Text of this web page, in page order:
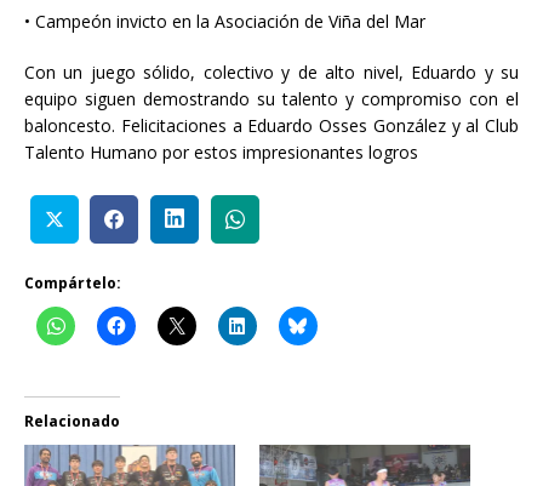
• Campeón invicto en la Asociación de Viña del Mar
Con un juego sólido, colectivo y de alto nivel, Eduardo y su
equipo siguen demostrando su talento y compromiso con el
baloncesto. Felicitaciones a Eduardo Osses González y al Club
Talento Humano por estos impresionantes logros
Compártelo:
Relacionado